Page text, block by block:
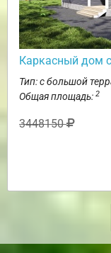
Каркасный дом
Тип: с большой
Общая площадь: 2
3448150